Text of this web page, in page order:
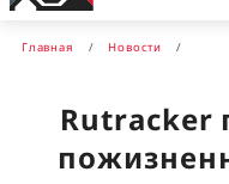
Главная Новости
Rutracker